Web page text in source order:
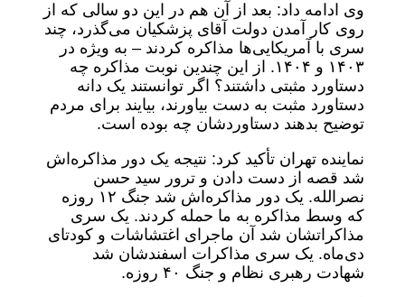
وی ادامه داد: بعد از آن هم در این دو سالی که از
روی کار آمدن دولت آقای پزشکیان می‌گذرد، چند
سری با آمریکایی‌ها مذاکره کردند – به ویژه در
۱۴۰۳ و ۱۴۰۴. از این چندین نوبت مذاکره چه
دستاورد مثبتی داشتند؟ اگر توانستند یک دانه
دستاورد مثبت به دست بیاورند، بیایند برای مردم
توضیح بدهند دستاوردشان چه بوده است.
نماینده تهران تأکید کرد: نتیجه یک دور مذاکره‌اش
شد قصه از دست دادن و ترور سید حسن
نصرالله. یک دور مذاکره‌اش شد جنگ ۱۲ روزه
که وسط مذاکره به ما حمله کردند. یک سری
مذاکراتشان شد آن ماجرای اغتشاشات و کودتای
دی‌ماه. یک سری مذاکرات اسفندشان شد
شهادت رهبری نظام و جنگ ۴۰ روزه.